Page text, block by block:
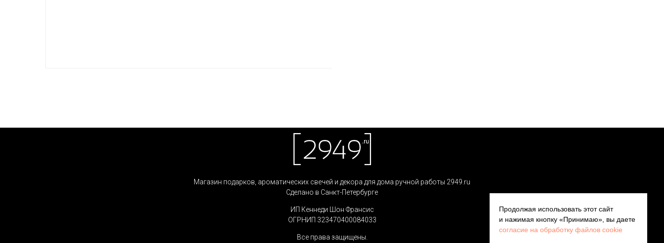
Продолжая использовать этот сайт
и нажимая кнопку «Принимаю», вы даете
согласие на обработку файлов cookie
Магазин подарков, ароматических свечей и декора для дома ручной работы 2949.ru
Сделано в Санкт-Петербурге
ИП Кеннеди Шон Франсис
ОГРНИП 323470400084033
Все права защищены.